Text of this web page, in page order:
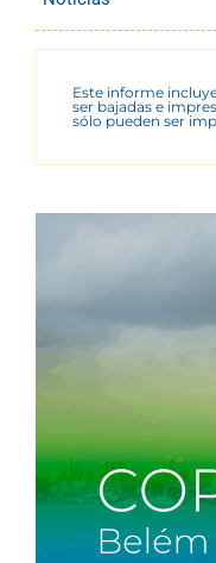
Este informe
ser bajadas e
sólo pueden ser